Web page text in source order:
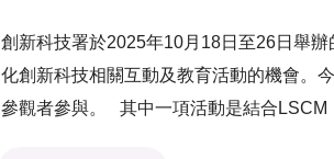
創新科技署於2025年10月18日至26日舉
化創新科技相關互動及教育活動的機會。
參觀者參與。 其中一項活動是結合LSCM